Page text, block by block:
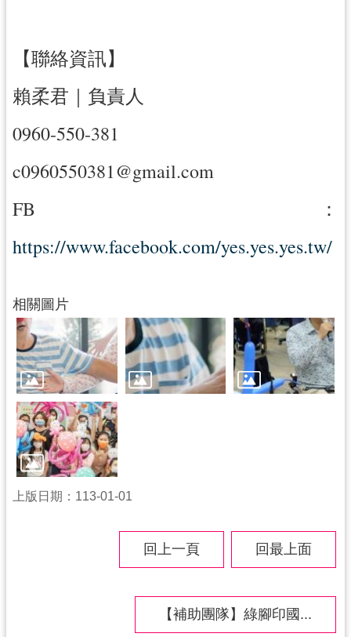
【聯絡資訊】
賴柔君｜負責人
0960-550-381
c0960550381@gmail.com
FB：
https://www.facebook.com/yes.yes.yes.tw/
相關圖片
上版日期：113-01-01
回上一頁 回最上面
【補助團隊】綠腳印國...